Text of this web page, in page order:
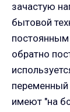
зачастую
бытовой
постоянным
обратно
переменный
имеют "на